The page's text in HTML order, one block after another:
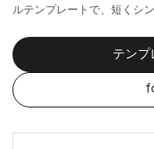
ルテンプレートで、短くシ
テンプ